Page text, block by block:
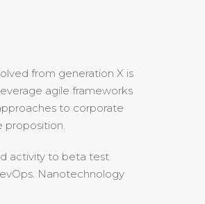
from generation X is
agile frameworks
to corporate
proposition.
activity to beta test.
Nanotechnology